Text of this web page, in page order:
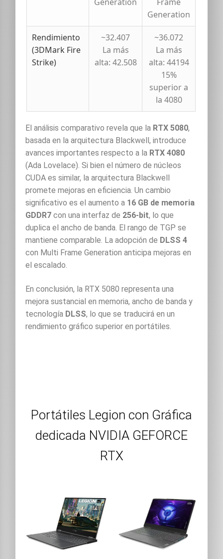
Generation
Rendimiento
(3DMark Fire
Strike)
~32.407
La más
alta: 42.508
~36.072
La más
alta: 44194
15%
superior a
la 4080
El análisis comparativo revela que la RTX 5080,
basada en la arquitectura Blackwell, introduce
avances importantes respecto a la RTX 4080
(Ada Lovelace). Si bien el número de núcleos
CUDA es similar, la arquitectura Blackwell
promete mejoras en eficiencia. Un cambio
significativo es el aumento a 16 GB de memoria
GDDR7 con una interfaz de 256-bit, lo que
duplica el ancho de banda. El rango de TGP se
mantiene comparable. La adopción de DLSS 4
con Multi Frame Generation anticipa mejoras en
el escalado.
En conclusión, la RTX 5080 representa una
mejora sustancial en memoria, ancho de banda y
tecnología DLSS, lo que se traducirá en un
rendimiento gráfico superior en portátiles.
Portátiles Legion con Gráfica
dedicada NVIDIA GEFORCE
RTX